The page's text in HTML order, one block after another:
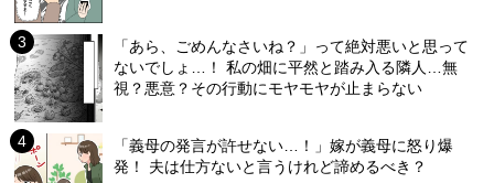
「あら、ごめんなさいね？」って絶対悪いと思って
ないでしょ…！ 私の畑に平然と踏み入る隣人…無
視？悪意？その行動にモヤモヤが止まらない
「義母の発言が許せない…！」嫁が義母に怒り爆
発！ 夫は仕方ないと言うけれど諦めるべき？